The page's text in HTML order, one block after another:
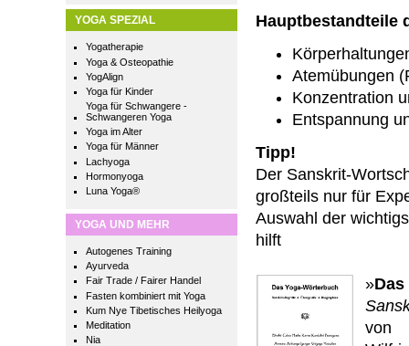
YOGA SPEZIAL
Yogatherapie
Yoga & Osteopathie
YogAlign
Yoga für Kinder
Yoga für Schwangere -
Schwangeren Yoga
Yoga im Alter
Yoga für Männer
Lachyoga
Hormonyoga
Luna Yoga®
YOGA UND MEHR
Autogenes Training
Ayurveda
Fair Trade / Fairer Handel
Fasten kombiniert mit Yoga
Kum Nye Tibetisches Heilyoga
Meditation
Nia
Hauptbestandteile
Atemübungen
Konzentration
Entspannung
Tipp!
Der Sanskrit-
großteils nur für
Auswahl der
hilft
»
von